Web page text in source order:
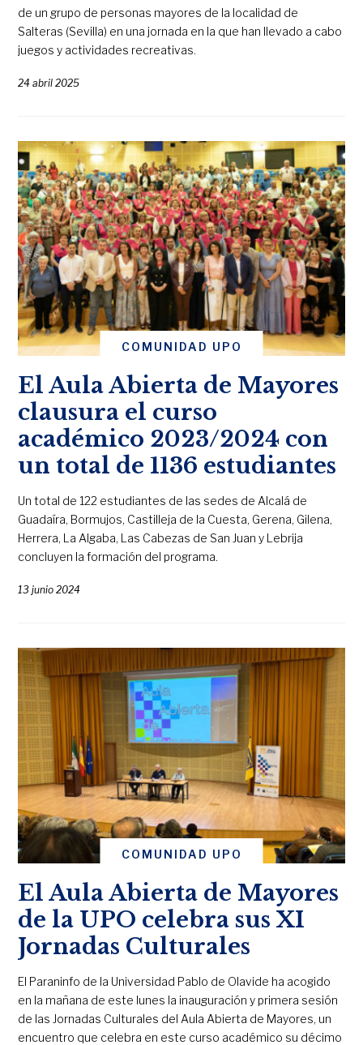
de un grupo de personas mayores de la localidad de
Salteras (Sevilla) en una jornada en la que han llevado a cabo
juegos y actividades recreativas.
24 abril 2025
COMUNIDAD UPO
El Aula Abierta de Mayores
clausura el curso
académico 2023/2024 con
un total de 1136 estudiantes
Un total de 122 estudiantes de las sedes de Alcalá de
Guadaíra, Bormujos, Castilleja de la Cuesta, Gerena, Gilena,
Herrera, La Algaba, Las Cabezas de San Juan y Lebrija
concluyen la formación del programa.
13 junio 2024
COMUNIDAD UPO
El Aula Abierta de Mayores
de la UPO celebra sus XI
Jornadas Culturales
El Paraninfo de la Universidad Pablo de Olavide ha acogido
en la mañana de este lunes la inauguración y primera sesión
de las Jornadas Culturales del Aula Abierta de Mayores, un
encuentro que celebra en este curso académico su décimo